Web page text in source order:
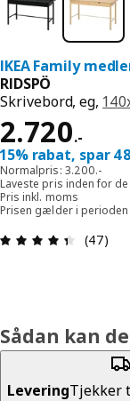
IKEA Family
RIDSPÖ
Skrivebord, eg,
2.720.-
Pris 2720.-
15% rabat, spar
Normalpris: 3.200.-
Laveste pris inden for
Pris inkl. moms
Prisen gælder i
(47)
Sådan kan
LeveringTjekker